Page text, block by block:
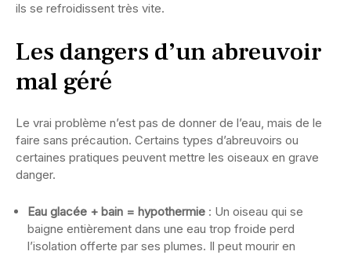
ils se refroidissent très vite.
Les dangers d’un abreuvoir
mal géré
Le vrai problème n’est pas de donner de l’eau, mais de le
faire sans précaution. Certains types d’abreuvoirs ou
certaines pratiques peuvent mettre les oiseaux en grave
danger.
Eau glacée + bain = hypothermie : Un oiseau qui se
baigne entièrement dans une eau trop froide perd
l’isolation offerte par ses plumes. Il peut mourir en